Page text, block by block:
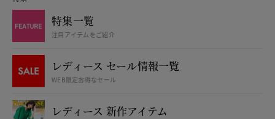
特集一覧
注目アイテムをご紹介
レディース セール情報一覧
WEB限定お得なセール
レディース 新作アイテム